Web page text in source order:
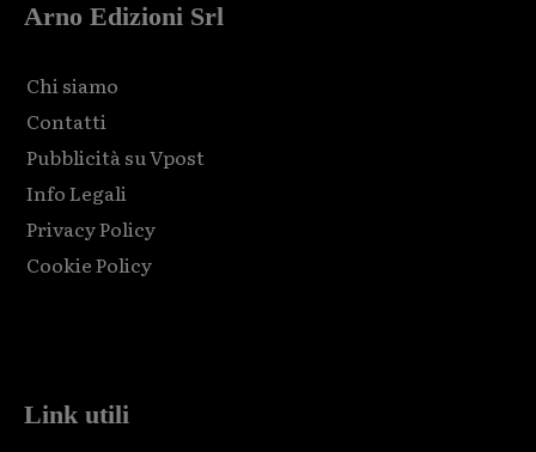
Arno Edizioni Srl
Chi siamo
Contatti
Pubblicità su Vpost
Info Legali
Privacy Policy
Cookie Policy
Link utili